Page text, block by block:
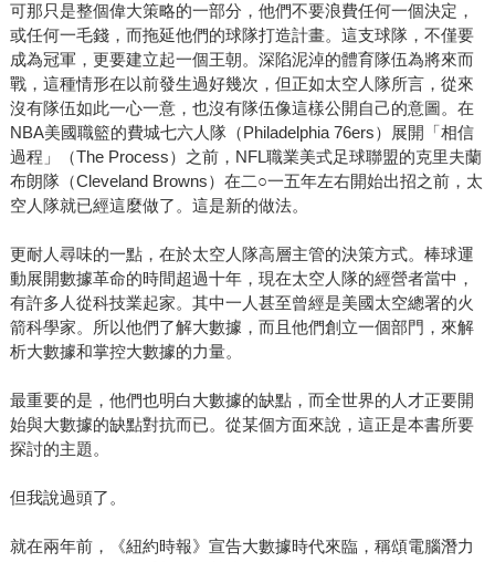
可那只是整個偉大策略的一部分，他們不要浪費任何一個決定，
或任何一毛錢，而拖延他們的球隊打造計畫。這支球隊，不僅要
成為冠軍，更要建立起一個王朝。深陷泥淖的體育隊伍為將來而
戰，這種情形在以前發生過好幾次，但正如太空人隊所言，從來
沒有隊伍如此一心一意，也沒有隊伍像這樣公開自己的意圖。在
NBA美國職籃的費城七六人隊（Philadelphia 76ers）展開「相信
過程」（The Process）之前，NFL職業美式足球聯盟的克里夫蘭
布朗隊（Cleveland Browns）在二○一五年左右開始出招之前，太
空人隊就已經這麼做了。這是新的做法。
更耐人尋味的一點，在於太空人隊高層主管的決策方式。棒球運
動展開數據革命的時間超過十年，現在太空人隊的經營者當中，
有許多人從科技業起家。其中一人甚至曾經是美國太空總署的火
箭科學家。所以他們了解大數據，而且他們創立一個部門，來解
析大數據和掌控大數據的力量。
最重要的是，他們也明白大數據的缺點，而全世界的人才正要開
始與大數據的缺點對抗而已。從某個方面來說，這正是本書所要
探討的主題。
但我說過頭了。
就在兩年前，《紐約時報》宣告大數據時代來臨，稱頌電腦潛力